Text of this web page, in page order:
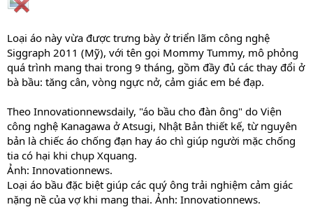
Loại áo này vừa được trưng bày ở triển lãm công nghệ
Siggraph 2011 (Mỹ), với tên gọi Mommy Tummy, mô phỏng
quá trình mang thai trong 9 tháng, gồm đầy đủ các thay đổi ở
bà bầu: tăng cân, vòng ngực nở, cảm giác em bé đạp.
Theo Innovationnewsdaily, "áo bầu cho đàn ông" do Viện
công nghệ Kanagawa ở Atsugi, Nhật Bản thiết kế, từ nguyên
bản là chiếc áo chống đạn hay áo chì giúp người mặc chống
tia có hại khi chụp Xquang.
Ảnh: Innovationnews.
Loại áo bầu đặc biệt giúp các quý ông trải nghiệm cảm giác
nặng nề của vợ khi mang thai. Ảnh: Innovationnews.